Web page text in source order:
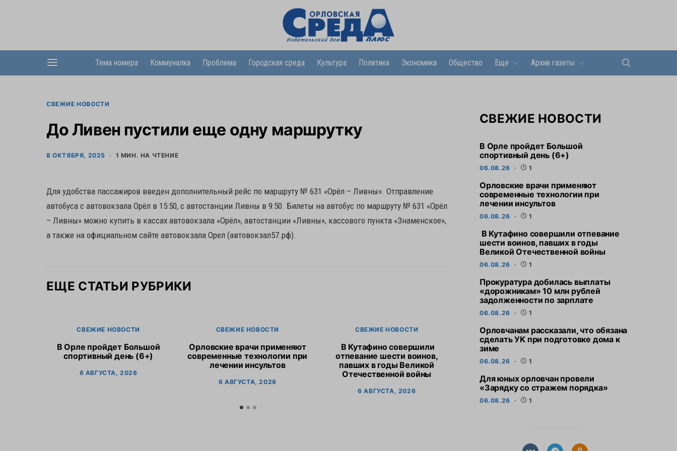
Тема номера Коммуналка Проблема Городская среда Культура Политика Экономика Общество Еще Архив газеты
СВЕЖИЕ НОВОСТИ
До Ливен пустили еще одну маршрутку
8 ОКТЯБРЯ, 2025 1 МИН. НА ЧТЕНИЕ
Для удобства пассажиров введен дополнительный рейс по маршруту № 631 «Орёл – Ливны». Отправление
автобуса с автовокзала Орёл в 15:50, с автостанции Ливны в 9:50. Билеты на автобус по маршруту № 631 «Орёл
– Ливны» можно купить в кассах автовокзала «Орёл», автостанции «Ливны», кассового пункта «Знаменское»,
а также на официальном сайте автовокзала Орел (автовокзал57.рф).
ЕЩЕ СТАТЬИ РУБРИКИ
СВЕЖИЕ НОВОСТИ
В Орле пройдет Большой
спортивный день (6+)
6 АВГУСТА, 2026
СВЕЖИЕ НОВОСТИ
Орловские врачи применяют
современные технологии при
лечении инсультов
6 АВГУСТА, 2026
СВЕЖИЕ НОВОСТИ
В Кутафино совершили
отпевание шести воинов,
павших в годы Великой
Отечественной войны
6 АВГУСТА, 2026
СВЕЖИЕ НОВОСТИ
Прокуратура добилась
выплаты «дорожникам» 10
млн рублей задолженности по
6 АВГУСТА, 2026
СВЕЖИЕ НОВОСТИ
В Орле пройдет Большой
спортивный день (6+)
06.08.26 1
Орловские врачи применяют
современные технологии при
лечении инсультов
06.08.26 1
В Кутафино совершили отпевание
шести воинов, павших в годы
Великой Отечественной войны
06.08.26 1
Прокуратура добилась выплаты
«дорожникам» 10 млн рублей
задолженности по зарплате
06.08.26 1
Орловчанам рассказали, что обязана
сделать УК при подготовке дома к
зиме
06.08.26 1
Для юных орловчан провели
«Зарядку со стражем порядка»
06.08.26 1